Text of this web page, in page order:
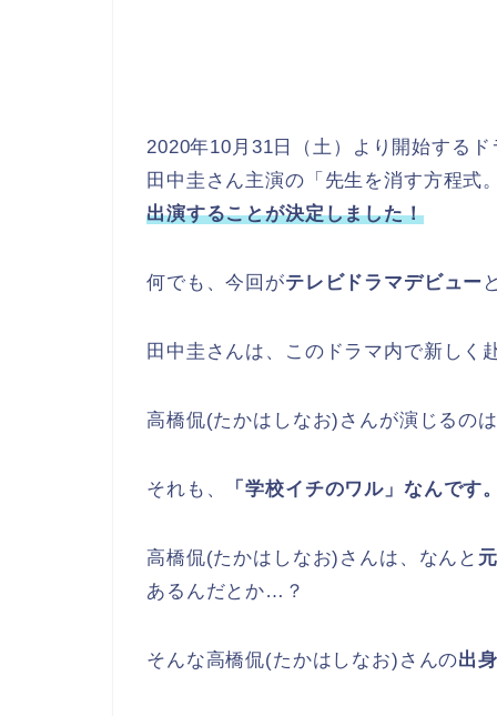
2020年10月31日（土）より開始するド
田中圭さん主演の「先生を消す方程式
出演することが決定しました！
何でも、今回がテレビドラマデビュー
田中圭さんは、このドラマ内で新しく
高橋侃(たかはしなお)さんが演じるの
それも、 「学校イチのワル」なんです
高橋侃(たかはしなお)さんは、なんと
あるんだとか…？
そんな高橋侃(たかはしなお)さんの出